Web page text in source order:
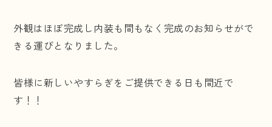
外観はほぼ完成し内装も間もなく完成のお知らせがで
きる運びとなりました。
皆様に新しいやすらぎをご提供できる日も間近で
す！！